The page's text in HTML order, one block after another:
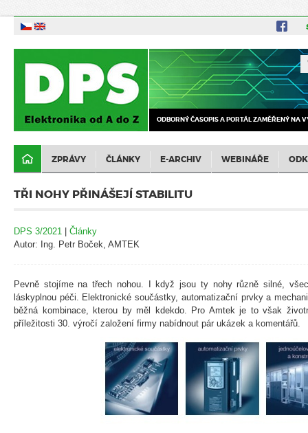
ODBORNÝ ČASOPIS A PORTÁL ZAMĚŘENÝ NA
ZPRÁVY ČLÁNKY E-ARCHIV WEBINÁŘE
TŘI NOHY PŘINÁŠEJÍ STABILITU
DPS 3/2021 | Články
Autor: Ing. Petr Boček, AMTEK
Pevně stojíme na třech nohou. I když jsou ty nohy různě silné,
láskyplnou péči. Elektronické součástky, automatizační prvky a
běžná kombinace, kterou by měl kdekdo. Pro Amtek je to však
příležitosti 30. výročí založení firmy nabídnout pár ukázek a komentářů.